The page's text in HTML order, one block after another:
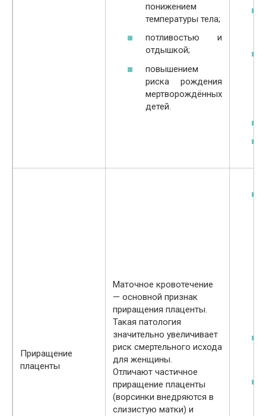
понижением
температуры тела;
потливостью и
отдышкой;
повышением
риска рождения
мертворождённых
детей.
Приращение
плаценты
Маточное кровотечение
— основной признак
приращения плаценты.
Такая патология
значительно увеличивает
риск смертельного исхода
для женщины.
Отличают частичное
приращение плаценты
(ворсинки внедряются в
слизистую матки) и